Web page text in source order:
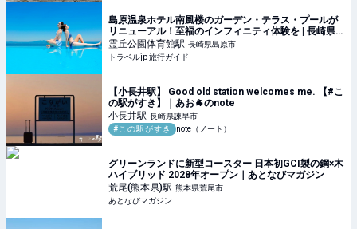
島原温泉ホテル南風楼のガーデン・テラス・プールが
リニューアル！至福のインフィニティ体験を | 長崎県 |
トラベルjp 旅行ガイド
霊丘公園体育館駅 長崎県島原市
トラベルjp 旅行ガイド
【小長井駅】 Good old station welcomes me. 【#こ
の駅がすき】｜あお🐐のnote
小長井駅 長崎県諫早市
#この駅がすき
note（ノート）
グリーンランドに新型コースター 日本初GCI製の鋼×木
ハイブリッド 2028年オープン｜あとなびマガジン
荒尾(熊本県)駅 熊本県荒尾市
あとなびマガジン